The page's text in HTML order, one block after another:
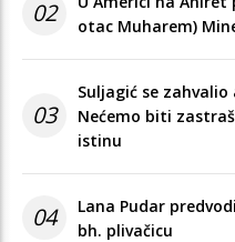
02
otac Muharem)
03
Suljagić se
Nećemo biti
istinu
04
Lana Pudar
bh. plivačicu